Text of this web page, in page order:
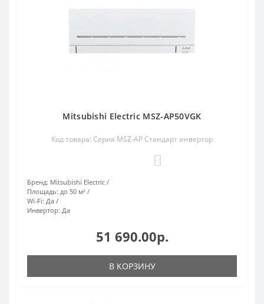
Mitsubishi Electric MSZ-AP50VGK
Код товара: Серия MSZ-AP Стандарт инвертор
Бренд: Mitsubishi Electric
Площадь: до 50 м²
Wi-Fi: Да
Инвертор: Да
51 690.00р.
В КОРЗИНУ